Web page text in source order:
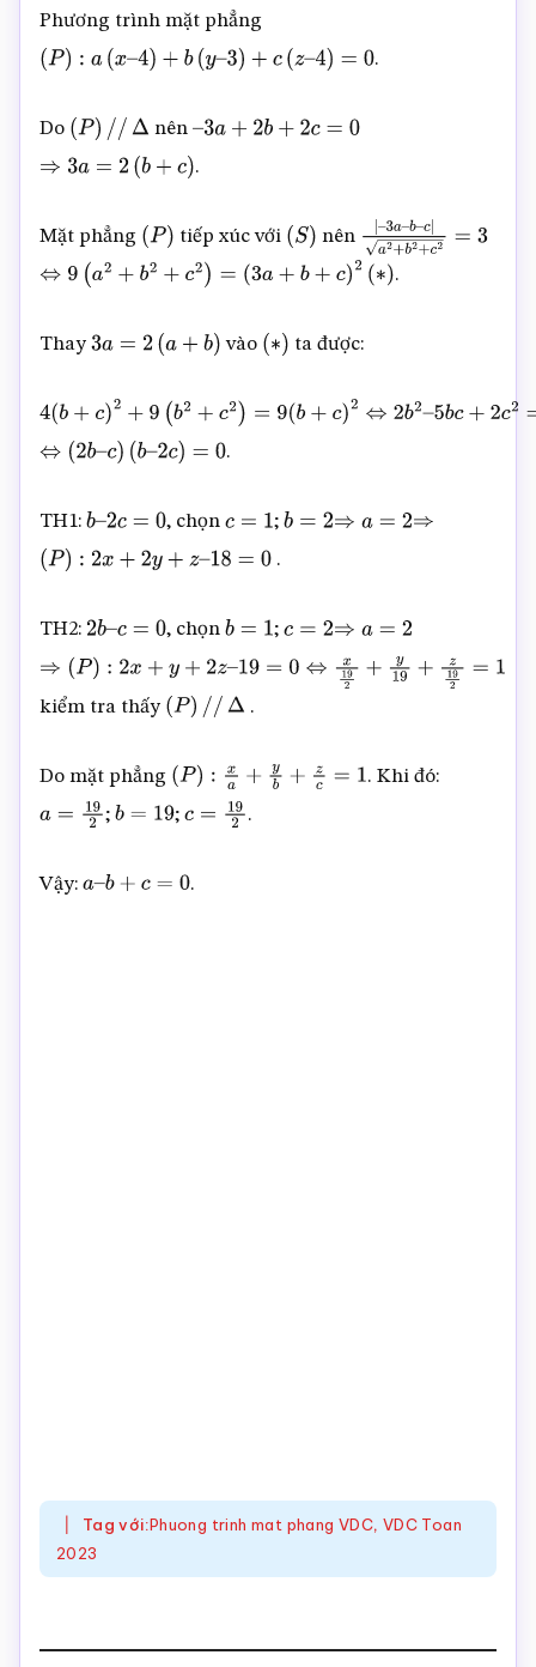
Phương trình mặt phẳng
(P :a ( x– 4)+ b( – 3) +c z– ) =0 .
Do (P )/ / Δ nên 3a+2 b+ c =0
⇒ a= 2(b + c) .
Mặt phẳng (P tiếp xúc với (S) nên –3a–b–
c|a2+
⇔ 9( a2+ 2 +c ) =( a +b +c)2 ( ) .
Thay 3a=2 a +b vào (∗) ta được:
4(b+c )2+ ( 2 +c = 9( b+c) 2⇔2 b
–
5b +2c 2= 0
⇔ 2b– )(b–2 c)= 0 .
TH1: b –2c =0 , chọnc =1 ;b =2 ⇒a = 2
⇒
(P ):2 x +2y + z–18 =0 .
TH2: 2b c =0 , chọnb =1 ;c =2 ⇒a = 2
⇒( P): 2x + y+ z –
19=0⇔x192+y 19 + z 192=1
kiểm tra thấy (P )/ / Δ .
Do mặt phẳng (P :x a + b z = . Khi đó:
a=19 2 ; b 19 ; c =19 2 .
Vậy: a– b + = .
Tag với:Phuong trinh mat phang VDC, VDC Toan
2023